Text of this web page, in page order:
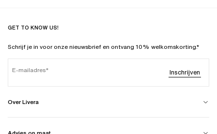
GET TO KNOW US!
Schrijf je in voor onze nieuwsbrief en ontvang 10% welkomskorting.*
E-mailadres Inschrijven
Over Livera